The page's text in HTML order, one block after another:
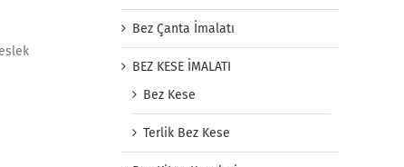
Bez Çanta İmalatı
BEZ KESE İMALATI
Bez Kese
Terlik Bez Kese